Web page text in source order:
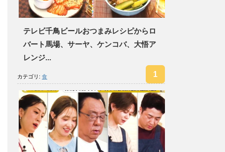
テレビ千鳥ビールおつまみレシピからロ
バート馬場、サーヤ、ケンコバ、大悟ア
レンジ...
カテゴリ: 食